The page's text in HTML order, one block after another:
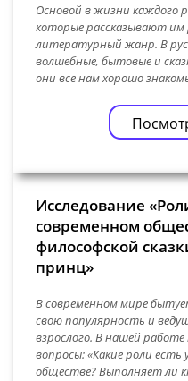
Основой в жизни каждого
которые рассказывают им
литературный жанр. В
волшебные, бытовые и
они все нам хорошо
Исследование
современном
философской
принц»
В современном мире
свою популярность и
взрослого. В нашей
вопросы: «Какие роли есть
обществе? Выполняет ли